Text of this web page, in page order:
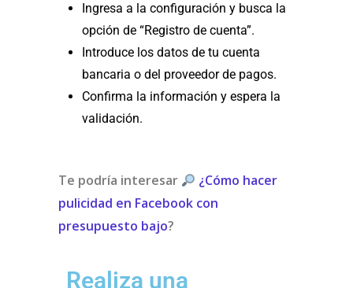
Ingresa a la configuración y busca la
opción de “Registro de cuenta”.
Introduce los datos de tu cuenta
bancaria o del proveedor de pagos.
Confirma la información y espera la
validación.
Te podría interesar
¿Cómo hacer
pulicidad en Facebook con
presupuesto bajo?
Realiza una